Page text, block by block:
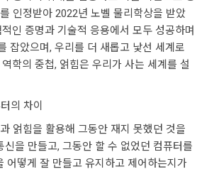
인정받아 2022년 노벨 물리학상을 받았
인 증명과 기술적 응용에서 모두 성공하며
잡았으며, 우리를 더 새롭고 낯선 세계로
학의 중첩, 얽힘은 우리가 사는 세계를 설
의 차이
얽힘을 활용해 그동안 재지 못했던 것을
을 만들고, 그동안 할 수 없었던 컴퓨터를
어떻게 잘 만들고 유지하고 제어하는지가